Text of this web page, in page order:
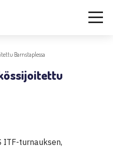
Barnstaplessa
ITF-turnauksen,